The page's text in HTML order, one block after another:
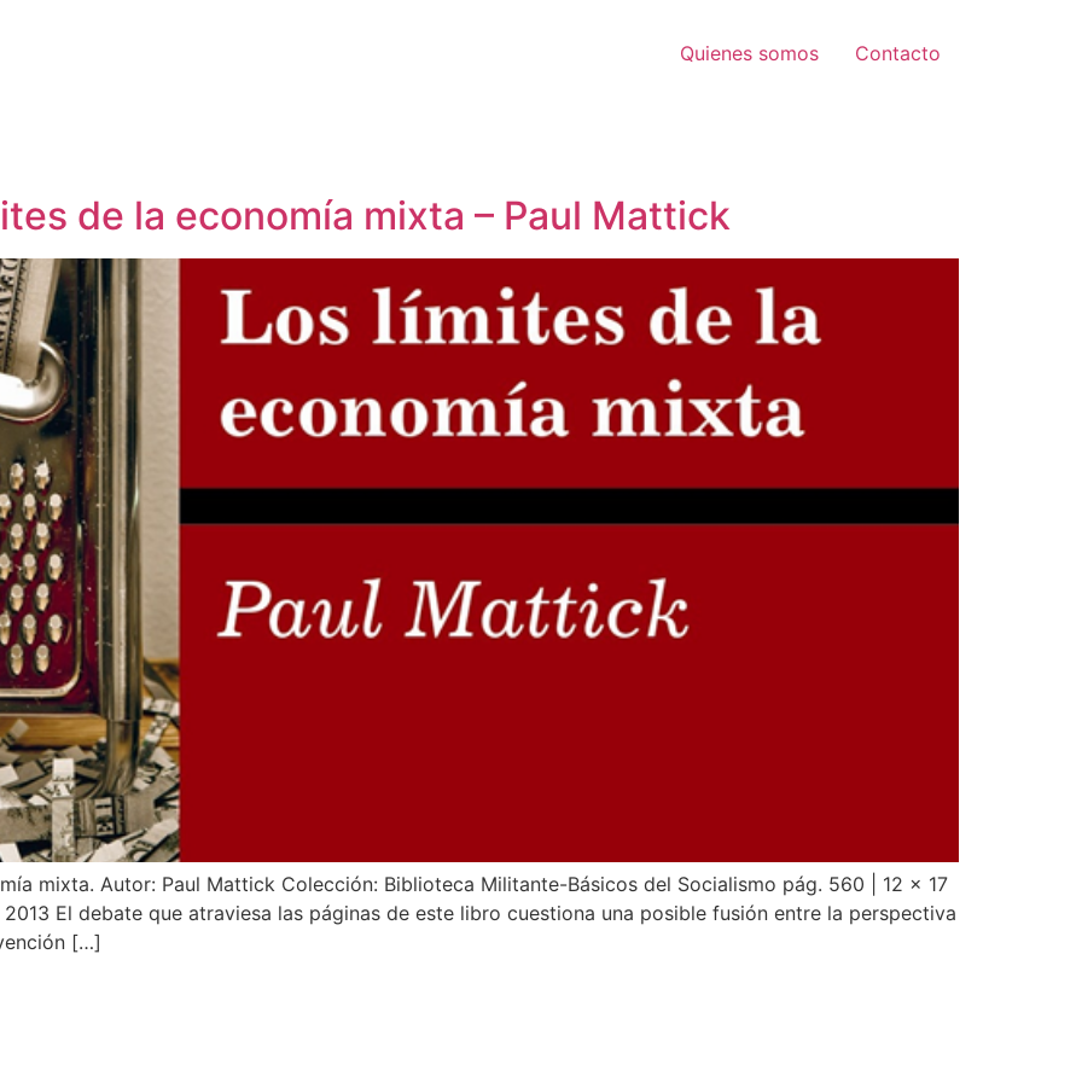
Quienes somos Contacto
de la economía mixta – Paul Mattick
mixta. Autor: Paul Mattick Colección: Biblioteca Militante-Básicos del Socialismo pág. 560 | 12 x 17
El debate que atraviesa las páginas de este libro cuestiona una posible fusión entre la perspectiva
[…]